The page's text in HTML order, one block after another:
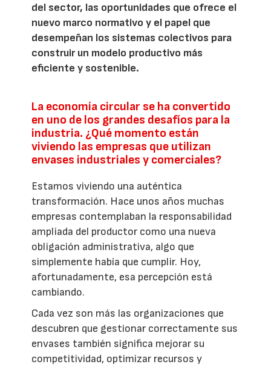
del sector, las oportunidades que ofrece el
nuevo marco normativo y el papel que
desempeñan los sistemas colectivos para
construir un modelo productivo más
eficiente y sostenible.
La economía circular se ha convertido
en uno de los grandes desafíos para la
industria. ¿Qué momento están
viviendo las empresas que utilizan
envases industriales y comerciales?
Estamos viviendo una auténtica
transformación. Hace unos años muchas
empresas contemplaban la responsabilidad
ampliada del productor como una nueva
obligación administrativa, algo que
simplemente había que cumplir. Hoy,
afortunadamente, esa percepción está
cambiando.
Cada vez son más las organizaciones que
descubren que gestionar correctamente sus
envases también significa mejorar su
competitividad, optimizar recursos y